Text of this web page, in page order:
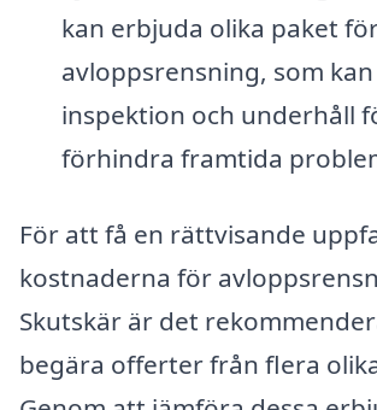
kan erbjuda olika paket
avloppsrensning, som
inspektion och underhåll
förhindra framtida
För att få en rättvisande
kostnaderna för
Skutskär är det
begära offerter från flera